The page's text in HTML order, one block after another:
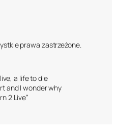
prawa zastrzeżone.
a life to die
and I wonder why
2 Live”